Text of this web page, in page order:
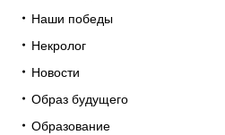
Наши победы
Некролог
Новости
Образ будущего
Образование